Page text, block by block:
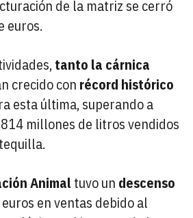
de la matriz se cerró
euros.
tanto la cárnica
crecido con récord histórico
esta última, superando a
millones de litros vendidos
Animaltuvo un descenso
en ventas debido al